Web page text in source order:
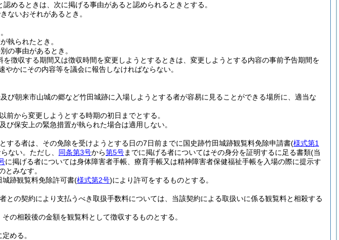
めるときは、次に掲げる事由があると認められるときとする。
ないおそれがあるとき。
執られたとき。
の事由があるとき。
を徴収する期間又は徴収時間を変更しようとするときは、変更しようとする内容の事前予告期間を
かにその内容等を議会に報告しなければならない。
び朝来市山城の郷など竹田城跡に入場しようとする者が容易に見ることができる場所に、適当な
から変更しようとする時期の初日までとする。
保安上の緊急措置が執られた場合は適用しない。
する者は、その免除を受けようとする日の7日前までに国史跡竹田城跡観覧料免除申請書(様式第1
ない。 ただし、 同条第3号から第5号までに掲げる者についてはその身分を証明するに足る書類(当
に掲げる者については身体障害者手帳、療育手帳又は精神障害者保健福祉手帳を入場の際に提示す
とみなす。
跡観覧料免除許可書(様式第2号)により許可をするものとする。
との契約により支払うべき取扱手数料については、当該契約による取扱いに係る観覧料と相殺する
の相殺後の金額を観覧料として徴収するものとする。
める。